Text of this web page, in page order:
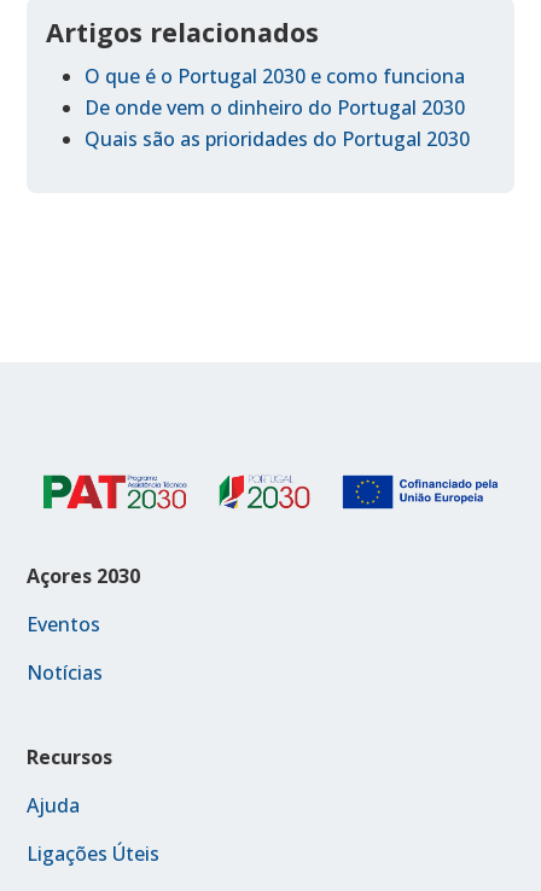
Artigos relacionados
O que é o Portugal 2030 e como funciona
De onde vem o dinheiro do Portugal 2030
Quais são as prioridades do Portugal 2030
Açores 2030
Eventos
Notícias
Recursos
Ajuda
Ligações Úteis